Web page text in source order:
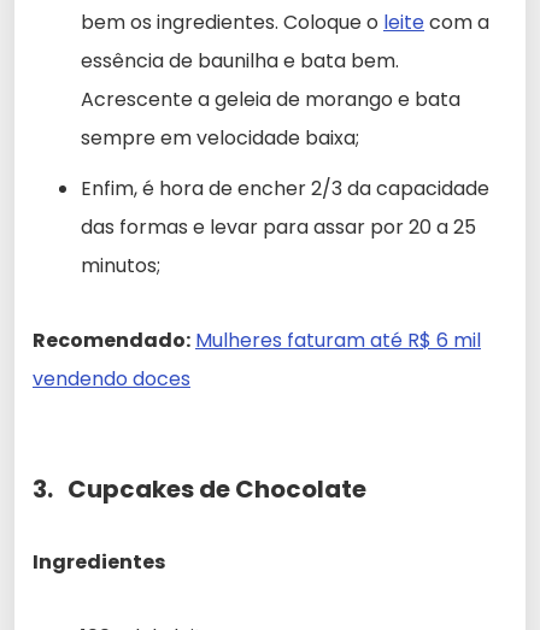
bem os ingredientes. Coloque o leitecom a
essência de baunilha e bata bem.
Acrescente a geleia de morango e bata
sempre em velocidade baixa;
Enfim, é hora de encher 2/3 da capacidade
das formas e levar para assar por 20 a 25
minutos;
Recomendado: Mulheres faturam até R$ 6 mil
vendendo doces
3. Cupcakes de Chocolate
Ingredientes